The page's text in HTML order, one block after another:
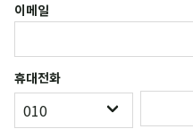
이메일
휴대전화